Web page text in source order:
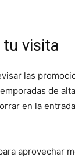
tu visita
las
de
en la
aprovechar